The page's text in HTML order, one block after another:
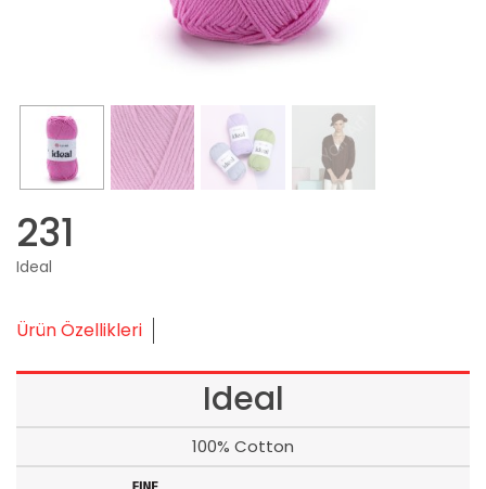
231
Ideal
Ürün Özellikleri
Ideal
100% Cotton